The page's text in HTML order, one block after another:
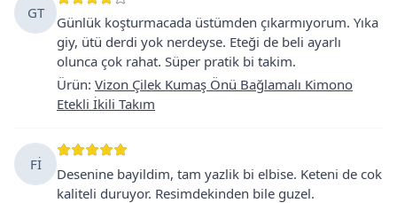
GT
Günlük koşturmacada üstümden çıkarmıyorum. Yıka
giy, ütü derdi yok nerdeyse. Eteği de beli ayarlı
olunca çok rahat. Süper pratik bi takim.
Ürün: Vizon Çilek Kumaş Önü Bağlamalı Kimono
Etekli İkili Takım
Fİ
Desenine bayildim, tam yazlik bi elbise. Keteni de cok
kaliteli duruyor. Resimdekinden bile guzel.